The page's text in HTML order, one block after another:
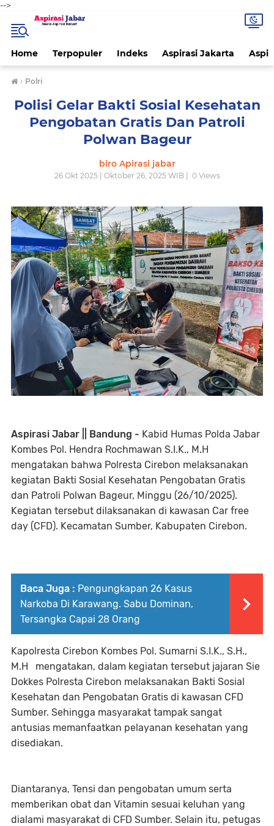
-->
Home Terpopuler Indeks Aspirasi Jakarta
› Polri
Polisi Gelar Bakti Sosial Kesehatan
Pengobatan Gratis Dan Patroli
Polwan Bageur
biro Apirasi jabar
26 Okt 2025 | Oktober 26, 2025 WIB | 0Views
Aspirasi Jabar || Bandung - Kabid Humas Polda Jabar
Kombes Pol. Hendra Rochmawan S.I.K., M.H
mengatakan bahwa Polresta Cirebon melaksanakan
kegiatan Bakti Sosial Kesehatan Pengobatan Gratis
dan Patroli Polwan Bageur, Minggu (26/10/2025).
Kegiatan tersebut dilaksanakan di kawasan Car free
day (CFD). Kecamatan Sumber, Kabupaten Cirebon.
Baca Juga : Pengungkapan 26 Kasus
Narkoba Di Karawang. Sabu Dominan,
Tersangka Capai 28 Orang
Kapolresta Cirebon Kombes Pol. Sumarni S.I.K., S.H.,
M.H mengatakan, dalam kegiatan tersebut jajaran Sie
Dokkes Polresta Cirebon melaksanakan Bakti Sosial
Kesehatan dan Pengobatan Gratis di kawasan CFD
Sumber. Sehingga masyarakat tampak sangat
antusias memanfaatkan pelayanan kesehatan yang
disediakan.
Diantaranya, Tensi dan pengobatan umum serta
memberikan obat dan Vitamin sesuai keluhan yang
dialami masyarakat di CFD Sumber. Selain itu, petugas